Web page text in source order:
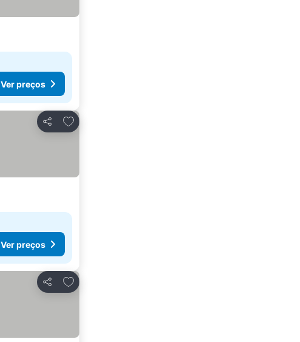
Ver preços
Partilhar
Adicionar aos favoritos
Ver preços
Partilhar
Adicionar aos favoritos